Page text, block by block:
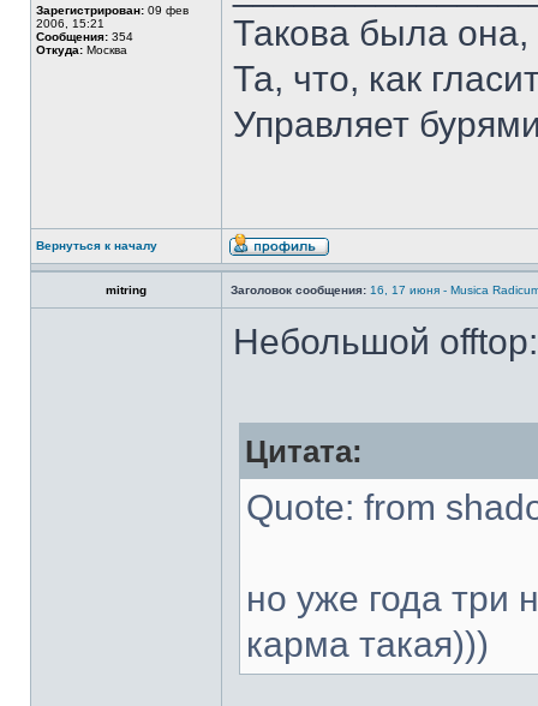
Зарегистрирован: 09 фев
2006, 15:21
Сообщения: 354
Откуда: Москва
Такова была она,
Та, что, как
Управляет
Вернуться к началу
mitring Заголовок сообщения: 16, 17 июня - Musica
Небольшой offtop:
Цитата:
Quote: from
но уже года три
карма такая)))